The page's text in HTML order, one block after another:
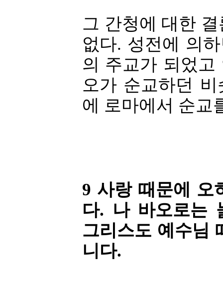
그 간청에 대한
없다. 성전에 의
의 주교가 되었고
오가 순교하던
에 로마에서 순교
9 사랑 때문에 오
다. 나 바오로는
그리스도 예수님
니다.